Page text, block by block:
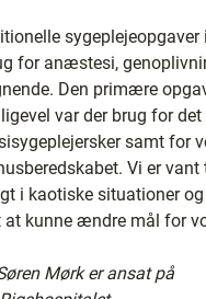
sygeplejeopgaver
for anæstesi,
Den primære
var der brug for
samt for
Vi er
i kaotiske situationer
at kunne ændre mål for
Mørk er ansat på